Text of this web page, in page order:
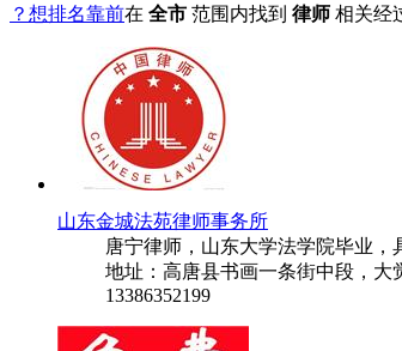
？想排名靠前在 全市 范围内找到 律师 相关经
山东金城法苑律师事务所
唐宁律师，山东大学法学院毕业，
地址：高唐县书画一条街中段，大
13386352199